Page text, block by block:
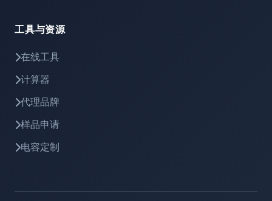
工具与资源
在线工具
计算器
代理品牌
样品申请
电容定制